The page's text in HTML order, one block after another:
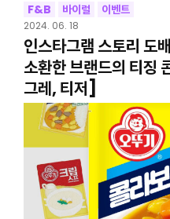
F&B 바이럴 이벤트
2024. 06. 18
인스타그램 스토리 도
소환한 브랜드의 티징
그레, 티저]